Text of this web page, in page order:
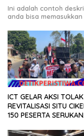
Ini adalah contoh
anda bisa
ICT GELAR AKSI TOLAK
REVITALISASI SITU
150 PESERTA SERUKAN